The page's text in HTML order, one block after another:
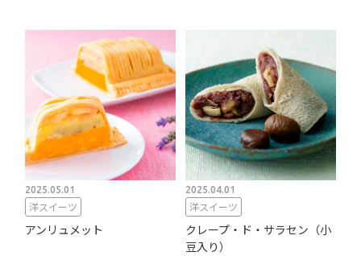
2025.05.01
洋スイーツ
アンリュメット
2025.04.01
洋スイーツ
クレープ・ド・サラセン（小
豆入り）